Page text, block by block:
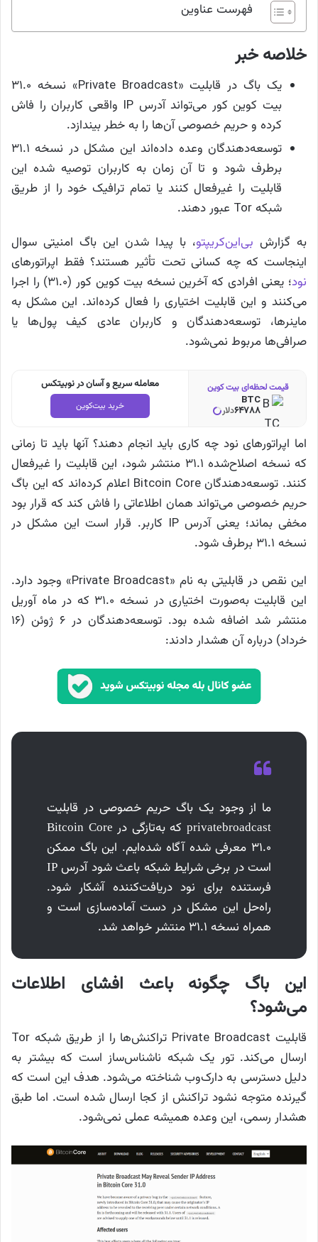
فهرست عناوین
خلاصه خبر
یک باگ در قابلیت «Private Broadcast» نسخه 31.0
بیت کوین کور می‌تواند آدرس IP واقعی کاربران را فاش
کرده و حریم خصوصی آن‌ها را به خطر بیندازد.
توسعه‌دهندگان وعده داده‌اند این مشکل در نسخه 31.1
برطرف شود و تا آن زمان به کاربران توصیه شده این
قابلیت را غیرفعال کنند یا تمام ترافیک خود را از طریق
شبکه Tor عبور دهند.
به گزارش بی‌این‌کریپتو، با پیدا شدن این باگ امنیتی سوال
اینجاست که چه کسانی تحت تأثیر هستند؟ فقط اپراتورهای
نود
؛ یعنی افرادی که آخرین نسخه بیت کوین کور (31.0) را اجرا
می‌کنند و این قابلیت اختیاری را فعال کرده‌اند. این مشکل به
ماینرها، توسعه‌دهندگان و کاربران عادی کیف پول‌ها یا
صرافی‌ها مربوط نمی‌شود.
معامله سریع و آسان در نوبیتکس
خرید بیت‌کوین
قیمت لحظه‌ای بیت کوین
BTC
64788دلار
اما اپراتورهای نود چه کاری باید انجام دهند؟ آنها باید تا زمانی
که نسخه اصلاح‌شده 31.1 منتشر شود، این قابلیت را غیرفعال
کنند. توسعه‌دهندگان Bitcoin Core اعلام کرده‌اند که این باگ
حریم خصوصی می‌تواند همان اطلاعاتی را فاش کند که قرار بود
مخفی بماند؛ یعنی آدرس IP کاربر. قرار است این مشکل در
نسخه 31.1 برطرف شود.
این نقص در قابلیتی به نام «Private Broadcast» وجود دارد.
این قابلیت به‌صورت اختیاری در نسخه 31.0 که در ماه آوریل
منتشر شد اضافه شده بود. توسعه‌دهندگان در ۶ ژوئن (۱۶
خرداد) درباره آن هشدار دادند:
ما از وجود یک باگ حریم خصوصی در قابلیت
‎privatebroadcast که به‌تازگی در Bitcoin Core
31.0 معرفی شده آگاه شده‌ایم. این باگ ممکن
است در برخی شرایط شبکه باعث شود آدرس IP
فرستنده برای نود دریافت‌کننده آشکار شود.
راه‌حل این مشکل در دست آماده‌سازی است و
همراه نسخه 31.1 منتشر خواهد شد.
این باگ چگونه باعث افشای اطلاعات
می‌شود؟
قابلیت Private Broadcast تراکنش‌ها را از طریق شبکه Tor
ارسال می‌کند. تور یک شبکه ناشناس‌ساز است که بیشتر به
دلیل دسترسی به دارک‌وب شناخته می‌شود. هدف این است که
گیرنده متوجه نشود تراکنش از کجا ارسال شده است. اما طبق
هشدار رسمی، این وعده همیشه عملی نمی‌شود.